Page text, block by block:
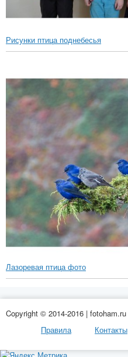
Рисунки птица поднебесья
Лазоревая птица фото
Copyright © 2014-2016 | fotoham.ru
Правила
Контакты